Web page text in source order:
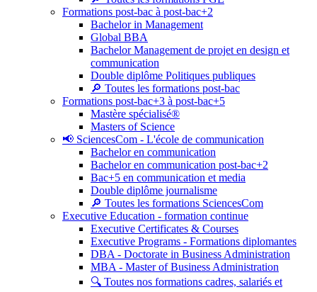
Formations post-bac à post-bac+2
Bachelor in Management
Global BBA
Bachelor Management de projet en design et
communication
Double diplôme Politiques publiques
🔎 Toutes les formations post-bac
Formations post-bac+3 à post-bac+5
Mastère spécialisé®
Masters of Science
📢 SciencesCom - L'école de communication
Bachelor en communication
Bachelor en communication post-bac+2
Bac+5 en communication et media
Double diplôme journalisme
🔎 Toutes les formations SciencesCom
Executive Education - formation continue
Executive Certificates & Courses
Executive Programs - Formations diplomantes
DBA - Doctorate in Business Administration
MBA - Master of Business Administration
🔍 Toutes nos formations cadres, salariés et